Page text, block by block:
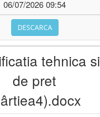
06/07/2026 09:54
DESCARCA
tehnica si
de pret